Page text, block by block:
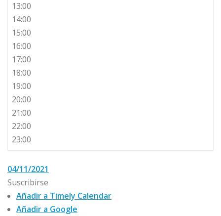
13:00
14:00
15:00
16:00
17:00
18:00
19:00
20:00
21:00
22:00
23:00
04/11/2021
Suscribirse
Añadir a Timely Calendar
Añadir a Google